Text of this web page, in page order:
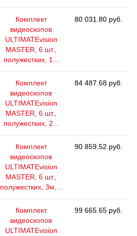
Комплект
видеоскопов
ULTIMATEvision
MASTER, 6 шт.,
полужестких, 1...
80 031.80 руб.
Комплект
видеоскопов
ULTIMATEvision
MASTER, 6 шт.,
полужестких, 2...
84 487.68 руб.
Комплект
видеоскопов
ULTIMATEvision
MASTER, 6 шт.,
полужестких, 3м,...
90 859.52 руб.
Комплект
видеоскопов
ULTIMATEvision
99 665.65 руб.